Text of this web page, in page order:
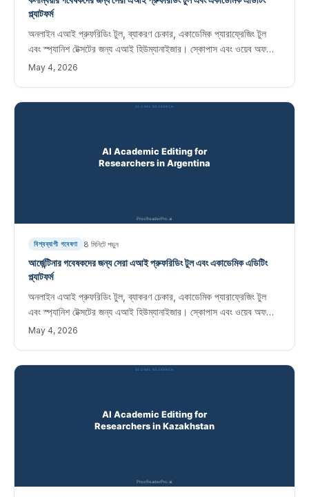
প্ল্যাটফর্ম
অনলাইন এআই প্রুফরিডিং টুল, ব্যাকরণ চেকার, একাডেমিক প্যারাফ্রেজিং টুল
এবং স্প্যানিশ টেক্সটের জন্য এআই হিউম্যানাইজার। স্কোপাস এবং ওয়েব অফ
সায়েন্স জার্নালে প্রকাশ করা কলম্বিয়ান গবেষকদের জন্য তাত্ক্ষণিক সম্পাদনা
May 4, 2026
বিশ্বব্যাপী গবেষণা 8 মিনিটে পড়ুন
আর্জেন্টিনার গবেষকদের জন্য সেরা এআই প্রুফরিডিং টুল এবং একাডেমিক এডিটিং
প্ল্যাটফর্ম
অনলাইন এআই প্রুফরিডিং টুল, ব্যাকরণ চেকার, একাডেমিক প্যারাফ্রেজিং টুল
এবং স্প্যানিশ টেক্সটের জন্য এআই হিউম্যানাইজার। স্কোপাস এবং ওয়েব অফ
সায়েন্স জার্নালে প্রকাশিত আর্জেন্টিনার গবেষকদের জন্য তাত্ক্ষণিক সম্পাদনা
May 4, 2026